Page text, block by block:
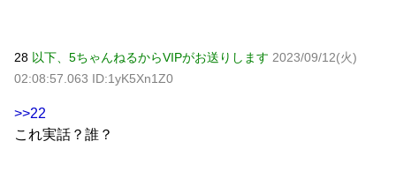
28 以下、5ちゃんねるからVIPがお送りします 2023/09/12(火)
02:08:57.063 ID:1yK5Xn1Z0
>>22
これ実話？誰？